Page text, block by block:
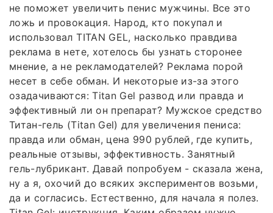
не поможет увеличить пенис мужчины. Все это
ложь и провокация. Народ, кто покупал и
использовал TITAN GEL, насколько правдива
реклама в нете, хотелось бы узнать сторонее
мнение, а не рекламодателей? Реклама порой
несет в себе обман. И некоторые из-за этого
озадачиваются: Titan Gel развод или правда и
эффективный ли он препарат? Мужское средство
Титан-гель (Titan Gel) для увеличения пениса:
правда или обман, цена 990 рублей, где купить,
реальные отзывы, эффективность. Занятный
гель-лубрикант. Давай попробуем - сказала жена,
ну а я, охочий до всяких экспериментов возьми,
да и согласись. Естественно, для начала я полез.